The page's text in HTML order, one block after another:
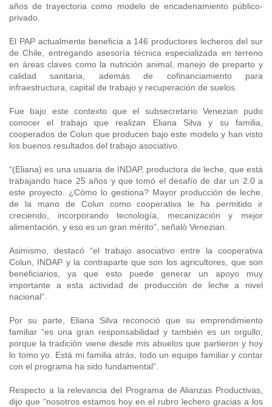
Podcast
Fotografía
Biblioteca
años de trayectoria como modelo de encadenamiento público-
privado.
El PAP actualmente beneficia a 146 productores lecheros del sur
de Chile, entregando asesoría técnica especializada en terreno
en áreas claves como la nutrición animal, manejo de preparto y
calidad sanitaria, además de cofinanciamiento para
infraestructura, capital de trabajo y recuperación de suelos.
Fue bajo este contexto que el subsecretario Venezian pudo
conocer el trabajo que realizan Eliana Silva y su familia,
cooperados de Colun que producen bajo este modelo y han visto
los buenos resultados del trabajo asociativo.
“(Eliana) es una usuaria de INDAP, productora de leche, que está
trabajando hace 25 años y que tomó el desafío de dar un 2.0 a
este proyecto. ¿Cómo lo gestiona? Mayor producción de leche,
de la mano de Colun como cooperativa le ha permitido ir
creciendo, incorporando tecnología, mecanización y mejor
alimentación, y eso es un gran mérito”, señaló Venezian.
Asimismo, destacó “el trabajo asociativo entre la cooperativa
Colun, INDAP y la contraparte que son los agricultores, que son
beneficiarios, ya que esto puede generar un apoyo muy
importante a esta actividad de producción de leche a nivel
nacional”.
Por su parte, Eliana Silva reconoció que su emprendimiento
familiar “es una gran responsabilidad y también es un orgullo,
porque la tradición viene desde mis abuelos que partieron y hoy
lo tomo yo. Está mi familia atrás, todo un equipo familiar y contar
con el programa ha sido fundamental”.
Respecto a la relevancia del Programa de Alianzas Productivas,
dijo que “nosotros estamos hoy en el rubro lechero gracias a los